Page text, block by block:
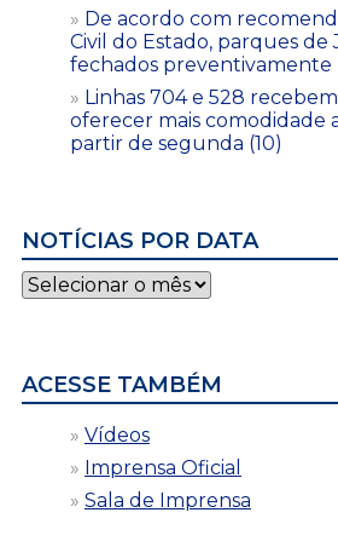
De acordo com
Civil do Estado, parques de
fechados preventivamente
Linhas 704 e 528
oferecer mais comodidade
partir de segunda (10)
NOTÍCIAS POR DATA
Notícias
por
ACESSE TAMBÉM
Vídeos
Imprensa Oficial
Sala de Imprensa